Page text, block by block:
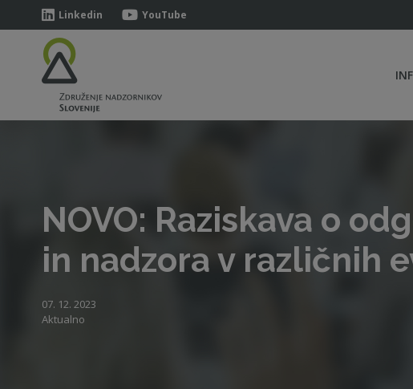
Linkedin YouTube
NOVO: Raziskava o
in nadzora v različnih
07. 12. 2023
Aktualno